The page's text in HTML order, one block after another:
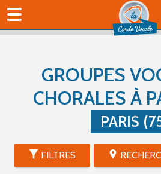
GROUPES
CHORALES À
PARIS
FILTRES